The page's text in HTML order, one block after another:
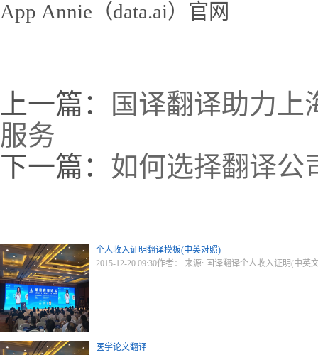
App Annie（data.ai）官网
上一篇：
国译翻译助力上
服务
下一篇： 如何选择翻译公
个人收入证明翻译模板(中英对照)
2015-12-20 09:30作者： 来源: 国译翻译个人收入证明(
医学论文翻译